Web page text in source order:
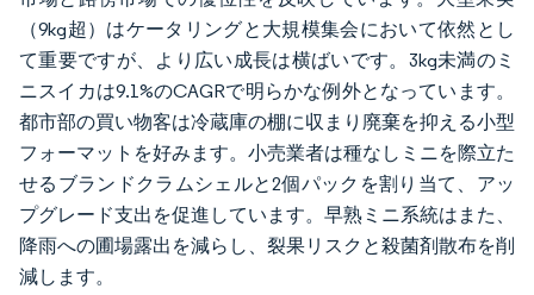
（9kg超）はケータリングと大規模集会において依然とし
て重要ですが、より広い成長は横ばいです。3kg未満のミ
ニスイカは9.1%のCAGRで明らかな例外となっています。
都市部の買い物客は冷蔵庫の棚に収まり廃棄を抑える小型
フォーマットを好みます。小売業者は種なしミニを際立た
せるブランドクラムシェルと2個パックを割り当て、アッ
プグレード支出を促進しています。早熟ミニ系統はまた、
降雨への圃場露出を減らし、裂果リスクと殺菌剤散布を削
減します。